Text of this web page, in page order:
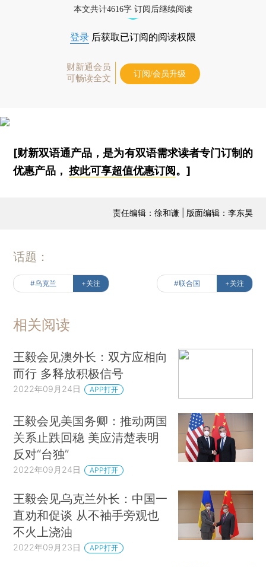
本文共计4616字 订阅后继续阅读
登录 后获取已订阅的阅读权限
财新通会员
可畅读全文
订阅/会员升级
[财新双语通产品，是为有双语需求读者专门订制的
优惠产品，按此可享超值优惠订阅。]
责任编辑：徐和谦 | 版面编辑：李东昊
话题：
#乌克兰 +关注 #联合国 +关注
相关阅读
王毅会见澳外长：双方应相向
而行 多释放积极信号
2022年09月24日 APP打开
王毅会见美国务卿：推动两国
关系止跌回稳 美应清楚表明
反对“台独”
2022年09月24日 APP打开
王毅会见乌克兰外长：中国一
直劝和促谈 从不袖手旁观也
不火上浇油
2022年09月23日 APP打开